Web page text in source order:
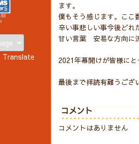
ます。
僕もそう感じます。ここ
辛い事悲しい事今後どれ
甘い言葉 安易な方向に
2021年幕開けが皆様にと
最後まで拝読有難うござ
コメント
コメントはありません
Translate